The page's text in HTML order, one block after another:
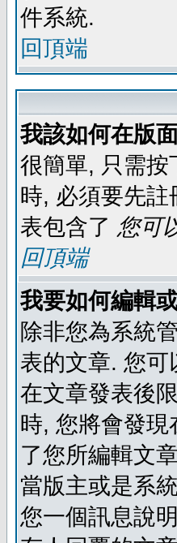
件系統.
回頂端
我該如何在版
很簡單, 只需按
時, 必須要先
表包含了 您可
回頂端
我要如何編輯
除非您為系統
表的文章. 您可
在文章發表後
時, 您將會發
了您所編輯文
當版主或是系
您一個訊息說